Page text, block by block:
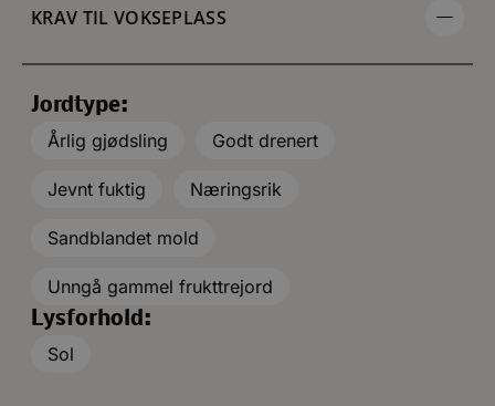
KRAV TIL VOKSEPLASS
Jordtype:
Årlig gjødsling
Godt drenert
Jevnt fuktig Næringsrik
Sandblandet mold
Unngå gammel frukttrejord
Lysforhold:
Sol